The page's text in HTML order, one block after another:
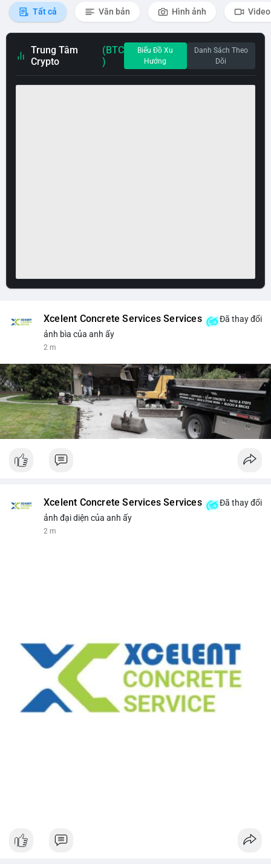
Tất cả Văn bản Hình ảnh Video
Trung Tâm
Crypto
(BTC
)
Biểu Đồ Xu
Hướng
Danh Sách Theo
Dõi
Xcelent Concrete Services Services
Đã thay đổi
ảnh bìa của anh ấy
2 m
Xcelent Concrete Services Services
Đã thay đổi
ảnh đại diện của anh ấy
2 m